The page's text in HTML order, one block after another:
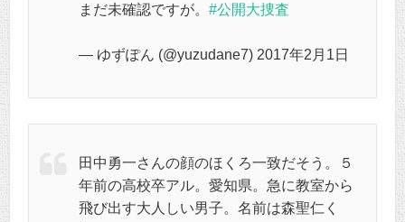
まだ未確認ですが。 #公開大捜査
— ゆずぽん (@yuzudane7) 2017年2月1日
田中勇一さんの顔のほくろ一致だそう。５
年前の高校卒アル。愛知県。急に教室から
飛び出す大人しい男子。名前は森聖仁く